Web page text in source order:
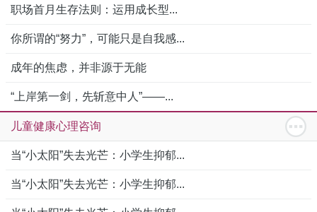
职场首月生存法则：运用成长型...
你所谓的“努力”，可能只是自我感...
成年的焦虑，并非源于无能
“上岸第一剑，先斩意中人”——...
儿童健康心理咨询
当“小太阳”失去光芒：小学生抑郁...
当“小太阳”失去光芒：小学生抑郁...